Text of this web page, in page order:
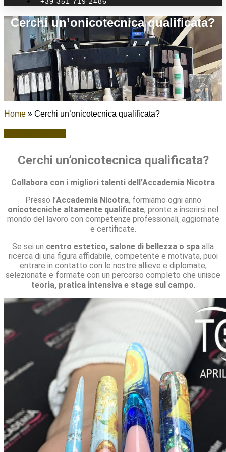
Cerchi un’onicotecnica qualificata?
Home » Cerchi un’onicotecnica qualificata?
Cerchi un’onicotecnica qualificata?
Collabora con i migliori talenti dell’Accademia Nicotra
Presso l’Accademia Nicotra, formiamo ogni anno
onicotecniche altamente qualificate, pronte a inserirsi nel
mondo del lavoro con competenze professionali, aggiornate
e certificate.
Se sei un centro estetico, salone di bellezza o spa alla
ricerca di una figura affidabile, competente e motivata, puoi
entrare in contatto con le nostre allieve e diplomate,
selezionate e formate con un percorso completo che unisce
teoria, pratica intensiva e stage sul campo.